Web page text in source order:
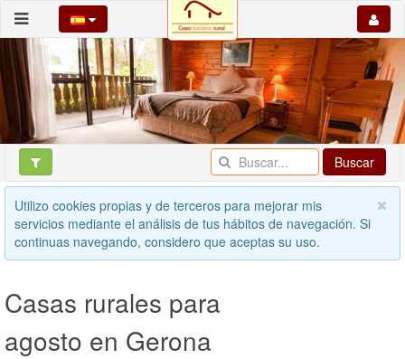
Buscar
Utilizo cookies propias y de terceros para mejorar mis
servicios mediante el análisis de tus hábitos de navegación. Si
continuas navegando, considero que aceptas su uso.
Casas rurales para
agosto en Gerona